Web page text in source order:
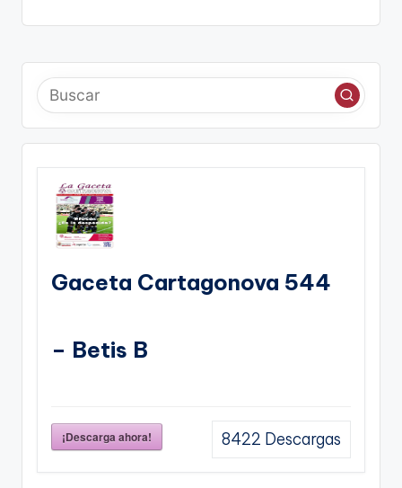
Gaceta Cartagonova 544
– Betis B
¡Descarga ahora! 8422 Descargas